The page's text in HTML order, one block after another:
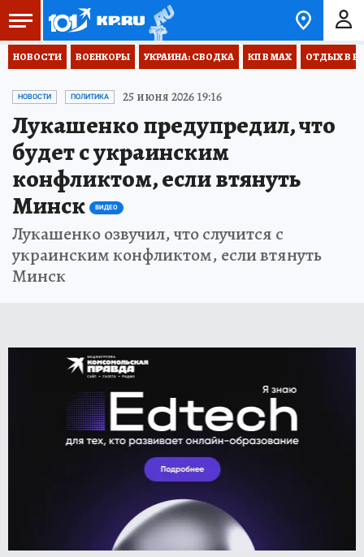
НОВОСТИ ВОЕНКОРЫ УКРАИНА: СВОДКА КП В МАХ ОТДЫХ В
НОВОСТИ ПОЛИТИКА 25 июня 2026 19:16
Лукашенко предупредил, что
будет с украинским
конфликтом, если втянуть
Минск
ВИДЕО
Лукашенко озвучил, что случится с
украинским конфликтом, если втянуть
Минск